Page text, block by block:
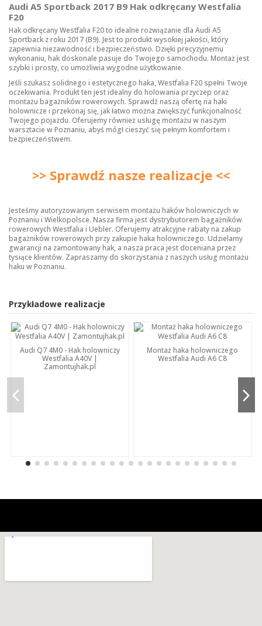
Audi A5 Sportback 2017 B9 Hak odkręcany Westfalia
F20
Hak odkręcany Westfalia F20 to idealne rozwiązanie dla Audi A5
Sportback z roku 2017 (B9). Jest to produkt wysokiej jakości, który
zapewnia niezawodność i bezpieczeństwo. Dzięki precyzyjnemu
wykonaniu, hak doskonale pasuje do Twojego samochodu. Montaż jest
szybki i prosty, co umożliwia wygodne użytkowanie.
Jeśli szukasz solidnego i estetycznego haka, Westfalia F20 spełni Twoje
oczekiwania. Produkt ten jest idealny do holowania przyczep oraz
montażu bagażników rowerowych. Sprawdź naszą ofertę na haki
holownicze i przekonaj się, jak łatwo można zwiększyć funkcjonalność
Twojego pojazdu. Oferujemy również usługę montażu w naszym
warsztacie w Poznaniu, abyś mógł cieszyć się pełnym komfortem i
bezpieczeństwem.
>> Sprawdź nasze realizacje <<
Jesteśmy autoryzowanym serwisem montażu haków holowniczych w
Poznaniu i Wielkopolsce. Nasza firma jest dystrybutorem bagażników
rowerowych Westfalia i Uebler. Oferujemy atrakcyjne rabaty na zakup
bagażników rowerowych przy zakupie haka holowniczego. Udzielamy
gwarancji na zamontowany hak, a nasza praca jest doceniana przez
tysiące klientów. Zapraszamy do skorzystania z naszych usług montażu
haku w Poznaniu.
Przykładowe realizacje
Audi Q7 4M0 - Hak holowniczy
Westfalia A40V |
Zamontujhak.pl
Montaż haka holowniczego
Westfalia Audi A6 C8